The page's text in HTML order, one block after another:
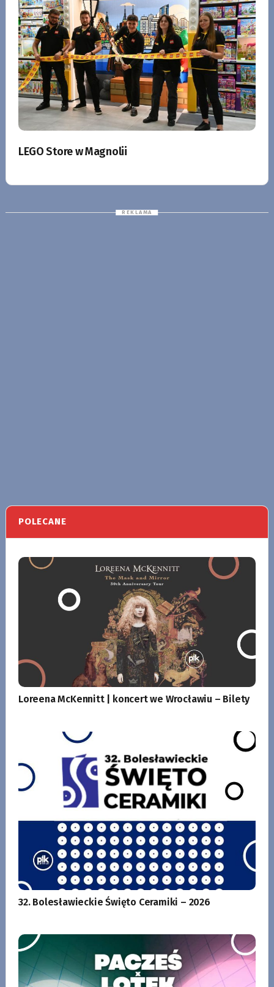
LEGO Store w Magnolii
POLECANE
Loreena McKennitt | koncert we Wrocławiu – Bilety
32. Bolesławieckie Święto Ceramiki – 2026